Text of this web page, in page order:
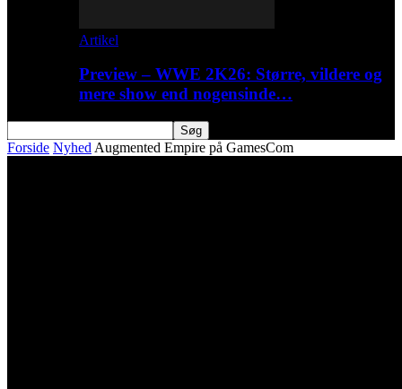
Artikel
Preview – WWE 2K26: Større, vildere og
mere show end nogensinde…
Forside Nyhed Augmented Empire på GamesCom